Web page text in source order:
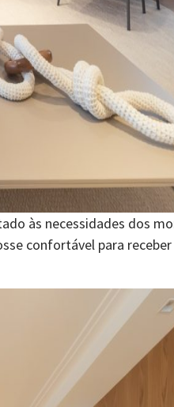
às necessidades dos
confortável para